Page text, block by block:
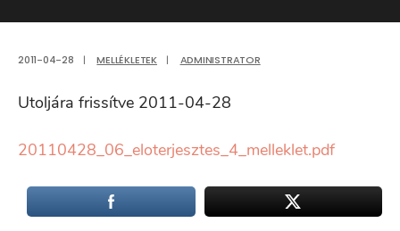
2011-04-28 | MELLÉKLETEK | ADMINISTRATOR
Utoljára frissítve 2011-04-28
20110428_06_eloterjesztes_4_melleklet.pdf